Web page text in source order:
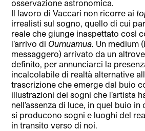
osservazione astronomica.
Il lavoro di Vaccari non ricorre ai
irrealisti sul sogno, quello di cui
reale che giunge inaspettato così
l’arrivo di Oumuamua. Un medium
messaggero) arrivato da un
definito, per annunciarci la
incalcolabile di realtà alternative
trascrizione che emerge dal buio
illustrazioni dei sogni che l’artista
nell’assenza di luce, in quel buio
si producono sogni e luoghi del
in transito verso di noi.